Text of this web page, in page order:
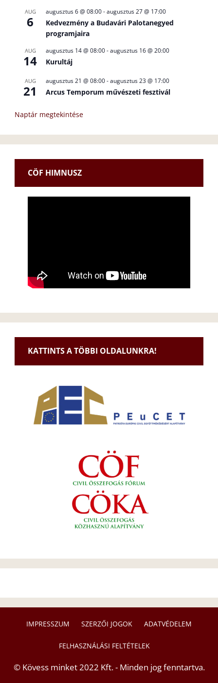
AUG
6
augusztus 6 @ 08:00-augusztus 27 @ 17:00
Kedvezmény a Budavári Palotanegyed
programjaira
AUG
14
augusztus 14 @ 08:00-augusztus 16 @ 20:00
Kurultáj
AUG
21
augusztus 21 @ 08:00-augusztus 23 @ 17:00
Arcus Temporum művészeti fesztivál
Naptár megtekintése
CÖF HIMNUSZ
KATTINTS A TÖBBI OLDALUNKRA!
IMPRESSZUM SZERZŐI JOGOK ADATVÉDELEM
FELHASZNÁLÁSI FELTÉTELEK
© Kövess minket 2022 Kft. - Minden jog fenntartva.